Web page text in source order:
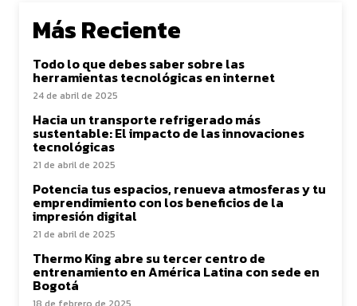
Más Reciente
Todo lo que debes saber sobre las
herramientas tecnológicas en internet
24 de abril de 2025
Hacia un transporte refrigerado más
sustentable: El impacto de las innovaciones
tecnológicas
21 de abril de 2025
Potencia tus espacios, renueva atmosferas y tu
emprendimiento con los beneficios de la
impresión digital
21 de abril de 2025
Thermo King abre su tercer centro de
entrenamiento en América Latina con sede en
Bogotá